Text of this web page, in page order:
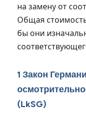
на замену от
Общая
бы они
1 Закон
(LkSG)